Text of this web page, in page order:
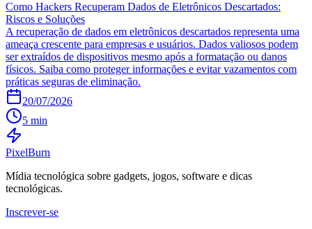
Como Hackers Recuperam Dados de Eletrônicos Descartados:
Riscos e Soluções
A recuperação de dados em eletrônicos descartados representa uma
ameaça crescente para empresas e usuários. Dados valiosos podem
ser extraídos de dispositivos mesmo após a formatação ou danos
físicos. Saiba como proteger informações e evitar vazamentos com
práticas seguras de eliminação.
20/07/2026
5 min
PixelBurn
Mídia tecnológica sobre gadgets, jogos, software e dicas
tecnológicas.
Inscrever-se